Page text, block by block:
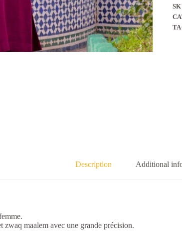
Description Additional
zwaq maalem avec une grande précision.